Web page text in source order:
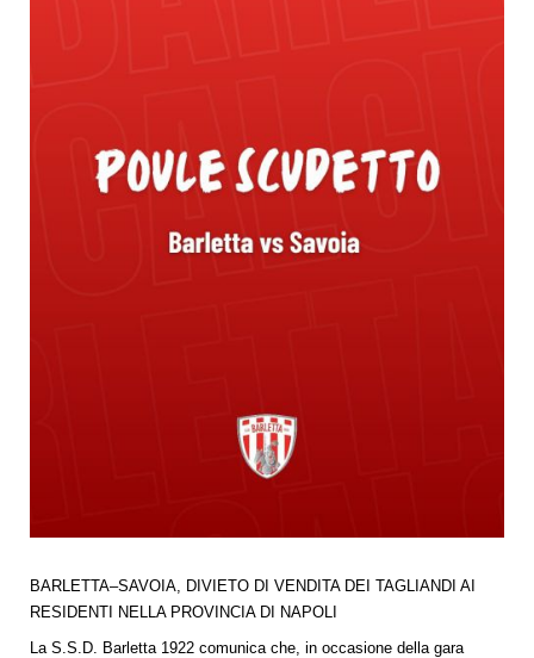
BARLETTA–SAVOIA, DIVIETO DI VENDITA DEI TAGLIANDI AI
RESIDENTI NELLA PROVINCIA DI NAPOLI
La S.S.D. Barletta 1922 comunica che, in occasione della gara